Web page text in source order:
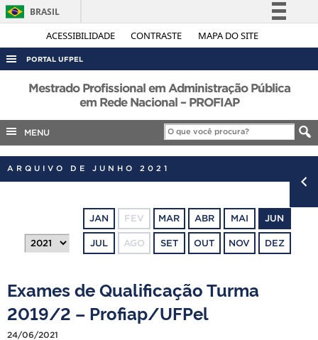
ACESSIBILIDADE CONTRASTE MAPA DO SITE
BRASIL
Simplifique!
Acesso à informação
Legislação
Canais
PORTAL UFPEL
ACESSO À INFORMAÇÃO
COBALTO
CONCURSOS
PORTARIAS
Mestrado Profissional em Administração Pública
em Rede Nacional – PROFIAP
MENU
ARQUIVO DE JUNHO 2021
JAN FEV MAR ABR MAI JUN
JUL AGO SET OUT NOV DEZ
Exames de Qualificação Turma
2019/2 – Profiap/UFPel
24/06/2021